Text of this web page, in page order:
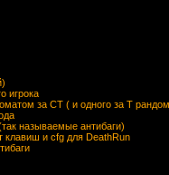
игрока
за CT ( и одного за Т
называемые антибаги)
клавиш и cfg для DeathRun